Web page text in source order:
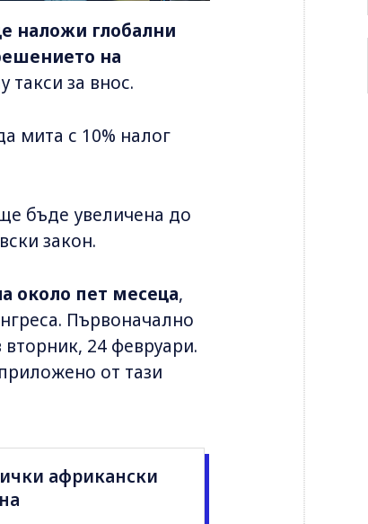
наложи глобални
на
за внос.
мита с 10% налог
бъде увеличена до
закон.
около пет месеца,
Първоначално
24 февруари.
от тази
африкански